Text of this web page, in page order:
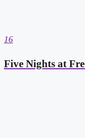
16
Five Nights at